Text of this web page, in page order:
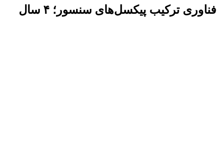
فناوری ترکیب پیکسل‌های سنسور؛ ۴ سال